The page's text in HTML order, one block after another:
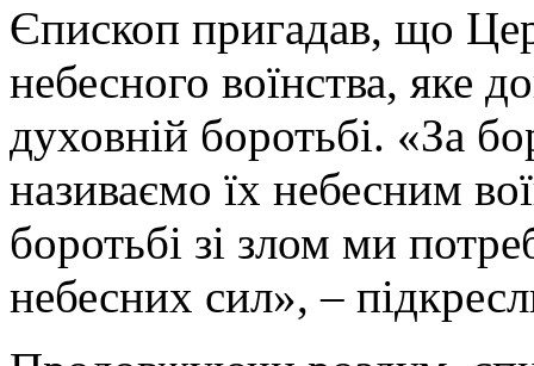
Єпископ пригадав, що
небесного воїнства, яке
духовній боротьбі. «За
називаємо їх небесним
боротьбі зі злом ми
небесних сил», –